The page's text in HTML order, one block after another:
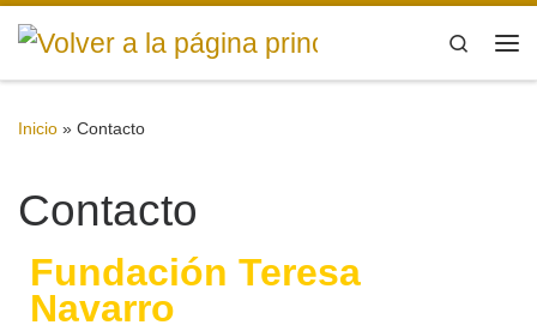
Saltar al contenido
Search
Inicio » Contacto
Contacto
Fundación Teresa
Navarro